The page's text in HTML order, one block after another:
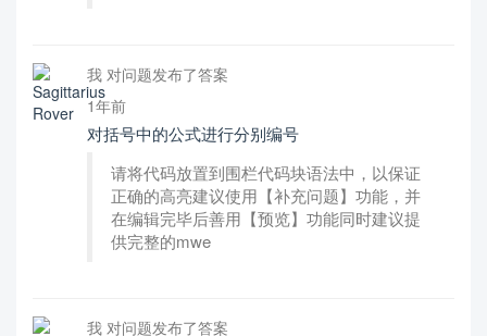
我 对问题发布了答案
1年前
对括号中的公式进行分别编号
请将代码放置到围栏代码块语法中，以保证
正确的高亮建议使用【补充问题】功能，并
在编辑完毕后善用【预览】功能同时建议提
供完整的mwe
我 对问题发布了答案